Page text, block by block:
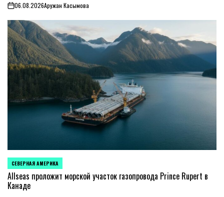
on06.08.2026Аружан Касымова
ОПУБЛИКОВАНО
В
СЕВЕРНАЯ АМЕРИКА
Allseas проложит морской участок газопровода Prince Rupert в
Канаде